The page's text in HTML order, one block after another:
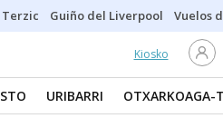
Terzic Guiño del Liverpool Vuelos
Kiosko
URIBARRI OTXARKOAGA-